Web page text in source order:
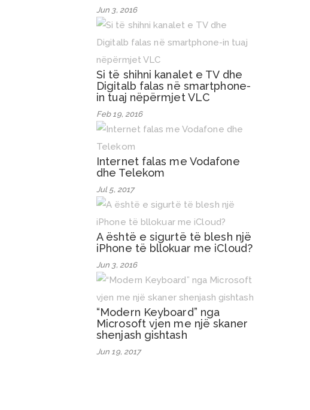
Jun 3, 2016
Si të shihni kanalet e TV dhe
Digitalb falas në smartphone-
in tuaj nëpërmjet VLC
Feb 19, 2016
Internet falas me Vodafone
dhe Telekom
Jul 5, 2017
A është e sigurtë të blesh një
iPhone të bllokuar me iCloud?
Jun 3, 2016
“Modern Keyboard” nga
Microsoft vjen me një skaner
shenjash gishtash
Jun 19, 2017